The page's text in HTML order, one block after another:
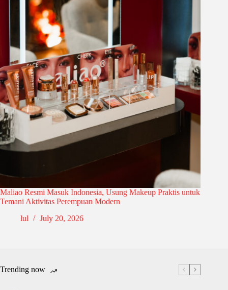
Maliao Resmi Masuk Indonesia, Usung Makeup Praktis untuk
Temani Aktivitas Perempuan Modern
lul
July 20, 2026
Trending now